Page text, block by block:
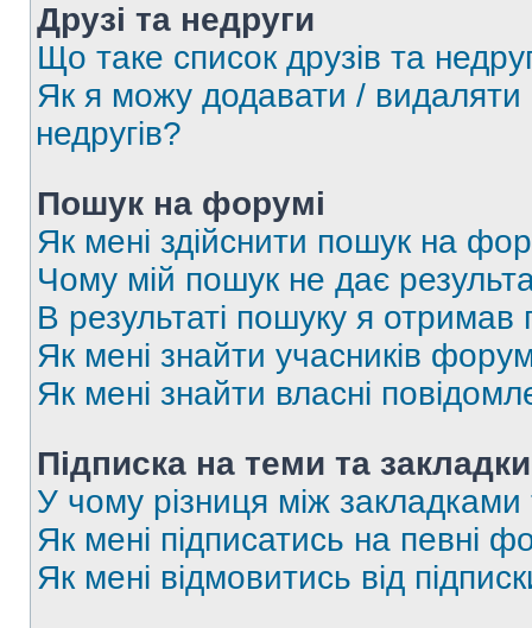
Друзі та недруги
Що таке список друзів та
Як я можу додавати / видаляти
недругів?
Пошук на форумі
Як мені здійснити пошук на
Чому мій пошук не дає
В результаті пошуку я отримав
Як мені знайти учасників
Як мені знайти власні
Підписка на теми та закладки
У чому різниця між закладками
Як мені підписатись на певні
Як мені відмовитись від